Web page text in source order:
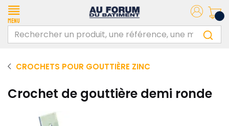
Menu
CROCHETS POUR GOUTTIÈRE ZINC
Crochet de gouttière demi ronde